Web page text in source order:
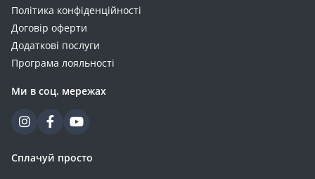
Політика конфіденційності
Договір оферти
Додаткові послуги
Програма лояльності
Ми в соц. мережах
Сплачуй просто